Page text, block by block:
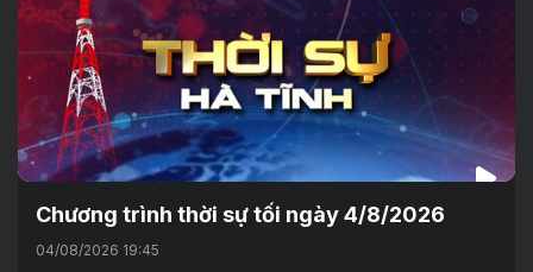
Chương trình thời sự tối ngày 4/8/2026
04/08/2026 19:45